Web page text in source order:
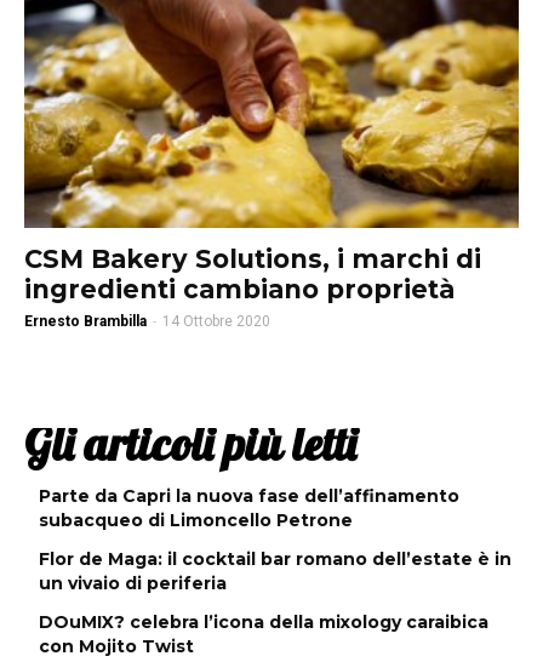
CSM Bakery Solutions, i marchi di
ingredienti cambiano proprietà
Ernesto Brambilla - 14 Ottobre 2020
Gli articoli più letti
Parte da Capri la nuova fase dell’affinamento
subacqueo di Limoncello Petrone
Flor de Maga: il cocktail bar romano dell’estate è in
un vivaio di periferia
DOuMIX? celebra l’icona della mixology caraibica
con Mojito Twist